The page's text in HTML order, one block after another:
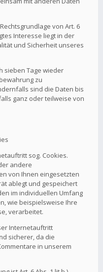
von Art. 6
Interesse liegt in der
und Sicherheit unseres
sieben Tage wieder
zu
sind die Daten bis
ganz oder teilweise von
sog. Cookies.
andere
von Ihnen eingesetzten
ablegt und gespeichert
im individuellen Umfang
wie beispielsweise Ihre
verarbeitet.
Internetauftritt
sicherer, da die
in unserem